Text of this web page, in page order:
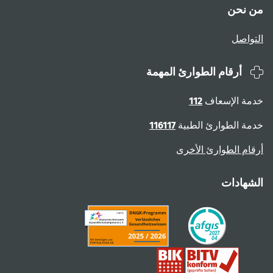
من نحن
التواصل
أرقام الطوارئ المهمة
خدمة الإسعاف 112
خدمة الطوارئ الطبية116117
أرقام الطوارئ الأخرى
الشهادات